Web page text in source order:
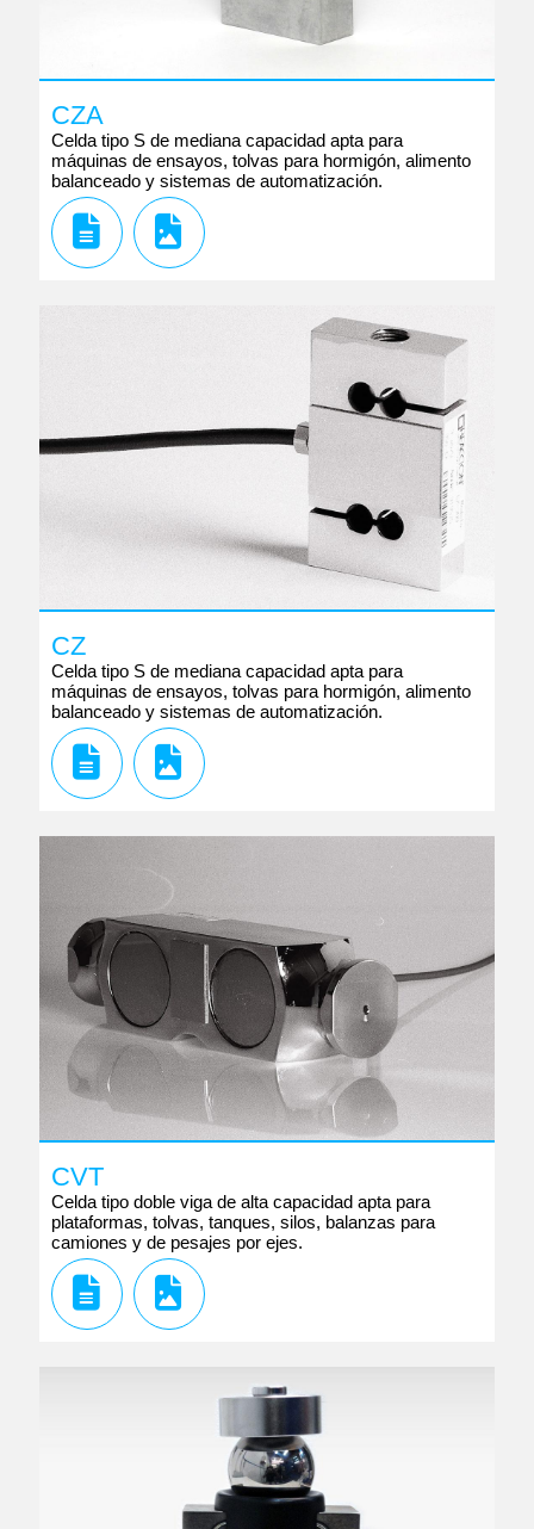
CZA
Celda tipo S de mediana capacidad apta para
máquinas de ensayos, tolvas para hormigón, alimento
balanceado y sistemas de automatización.
CZ
Celda tipo S de mediana capacidad apta para
máquinas de ensayos, tolvas para hormigón, alimento
balanceado y sistemas de automatización.
CVT
Celda tipo doble viga de alta capacidad apta para
plataformas, tolvas, tanques, silos, balanzas para
camiones y de pesajes por ejes.